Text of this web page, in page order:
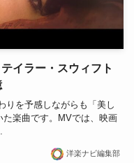
イラー・スウィフト
りを予感しながらも「美し
楽曲です。MVでは、映画
洋楽ナビ編集部